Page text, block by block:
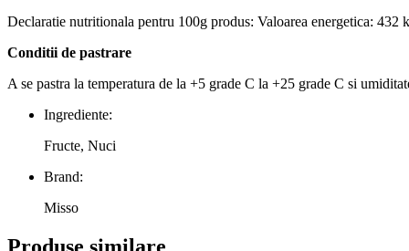
Declaratie nutritionala pentru 100g produs: Valoarea energetica:
Conditii de pastrare
A se pastra la temperatura de la +5 grade C la +25 grade C si
Ingrediente:
Fructe, Nuci
Brand:
Misso